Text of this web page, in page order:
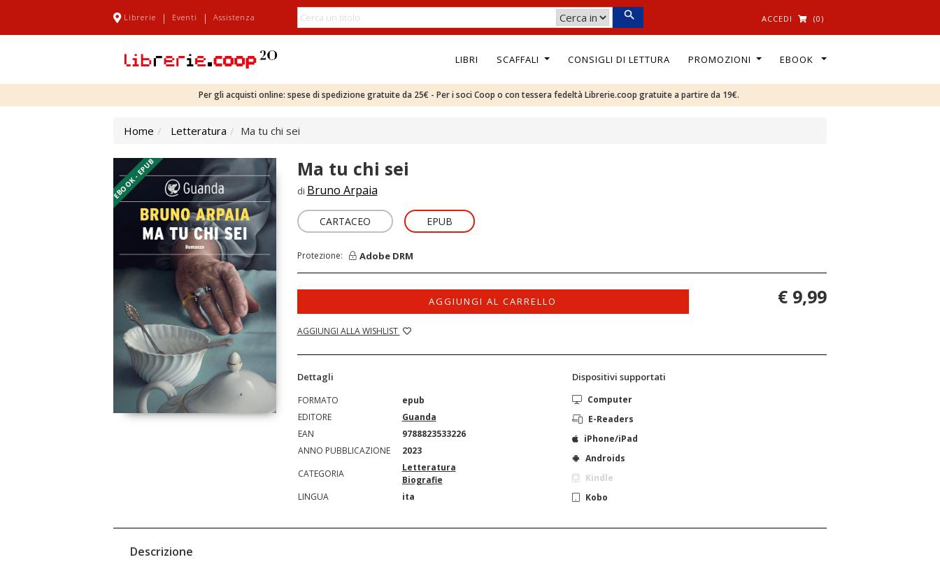
Librerie | Eventi | Assistenza ACCEDI (0)
LIBRI SCAFFALI CONSIGLI DI LETTURA PROMOZIONI EBOOK
Per gli acquisti online: spese di spedizione gratuite da 25€ - Per i soci Coop o con tessera fedeltà Librerie.coop gratuite a partire da 19€.
Home Letteratura Ma tu chi sei
EBOOK - EPUB Ma tu chi sei
di Bruno Arpaia
CARTACEO EPUB
Protezione: Adobe DRM
AGGIUNGI AL CARRELLO
AGGIUNGI ALLA WISHLIST
€ 9,99
Dettagli
FORMATO
epub
EDITORE
Guanda
EAN
9788823533226
ANNO PUBBLICAZIONE
2023
CATEGORIA
Letteratura
Biografie
LINGUA
ita
Dispositivi supportati
Computer
E-Readers
iPhone/iPad
Androids
Kindle
Kobo
Descrizione